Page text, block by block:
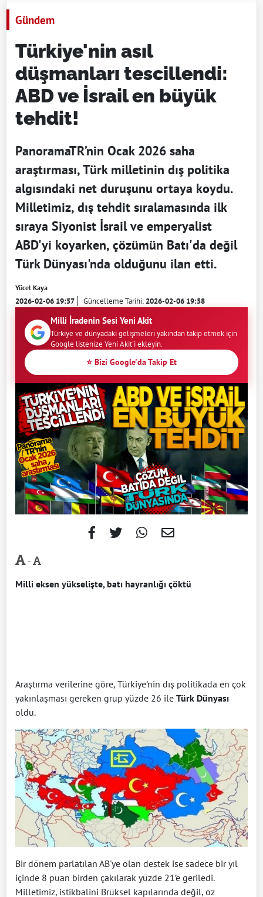
Gündem
Türkiye'nin asıl
düşmanları tescillendi:
ABD ve İsrail en büyük
tehdit!
PanoramaTR’nin Ocak 2026 saha
araştırması, Türk milletinin dış politika
algısındaki net duruşunu ortaya koydu.
Milletimiz, dış tehdit sıralamasında ilk
sıraya Siyonist İsrail ve emperyalist
ABD'yi koyarken, çözümün Batı'da değil
Türk Dünyası'nda olduğunu ilan etti.
Yücel Kaya
2026-02-06 19:57 Güncelleme Tarihi:2026-02-06 19:58
Milli İradenin Sesi Yeni Akit
Türkiye ve dünyadaki gelişmeleri yakından takip etmek için
Google listenize Yeni Akit'i ekleyin.
⭐ Bizi Google'da Takip Et
-
Milli eksen yükselişte, batı hayranlığı çöktü
Araştırma verilerine göre, Türkiye'nin dış politikada en çok
yakınlaşması gereken grup yüzde 26 ile Türk Dünyası
oldu.
Bir dönem parlatılan AB'ye olan destek ise sadece bir yıl
içinde 8 puan birden çakılarak yüzde 21’e geriledi.
Milletimiz, istikbalini Brüksel kapılarında değil, öz